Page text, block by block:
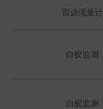
雷达流量计
白蚁监测
白蚁监测